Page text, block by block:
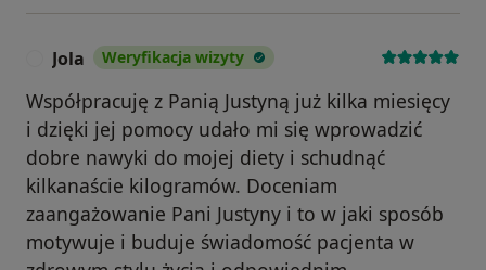
Jola Weryfikacja wizyty
Współpracuję z Panią Justyną już kilka miesięcy
i dzięki jej pomocy udało mi się wprowadzić
dobre nawyki do mojej diety i schudnąć
kilkanaście kilogramów. Doceniam
zaangażowanie Pani Justyny i to w jaki sposób
motywuje i buduje świadomość pacjenta w